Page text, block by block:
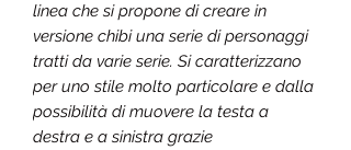
linea che si propone di creare in
versione chibi una serie di personaggi
tratti da varie serie. Si caratterizzano
per uno stile molto particolare e dalla
possibilità di muovere la testa a
destra e a sinistra grazie